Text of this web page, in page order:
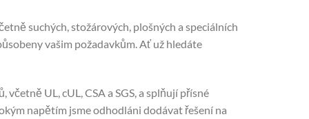
suchých, stožárových, plošných a speciálních
vašim požadavkům. Ať už hledáte
UL, cUL, CSA a SGS, a splňují přísné
napětím jsme odhodláni dodávat řešení na